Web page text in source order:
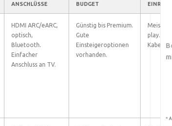
ANSCHLÜSSE BUDGET
HDMI ARC/eARC,
optisch,
Bluetooth.
Einfacher
Anschluss an TV.
Günstig bis Premium.
Gute
Einsteigeroptionen
vorhanden.
Meist
play.
*